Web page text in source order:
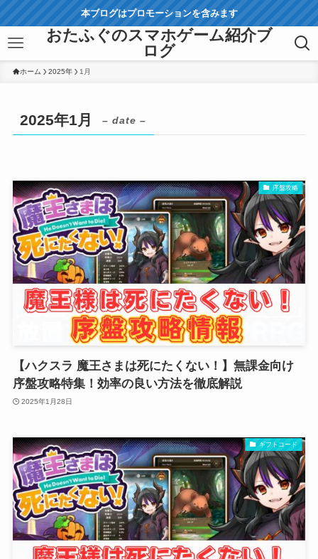
本ブログはプロモーションを含みます
おたふぐのスマホゲーム紹介ブ
ログ
ホーム 2025年 1月
2025年1月 – date –
序盤攻略
【ハクスラ 魔王さまは死にたくない！】無課金向け
序盤攻略特集！効率の良い方法を徹底解説
2025年1月28日
ギフトコード